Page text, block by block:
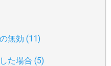
無効 (11)
た場合 (5)